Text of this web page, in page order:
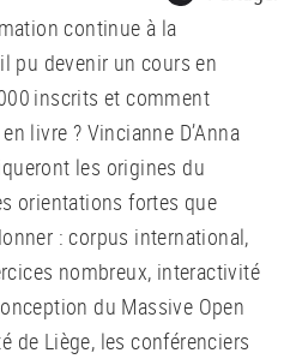
continue à la
pu devenir un cours en
inscrits et comment
livre ? Vincianne D’Anna
les origines du
orientations fortes que
: corpus international,
nombreux, interactivité
du Massive Open
de Liège, les conférenciers